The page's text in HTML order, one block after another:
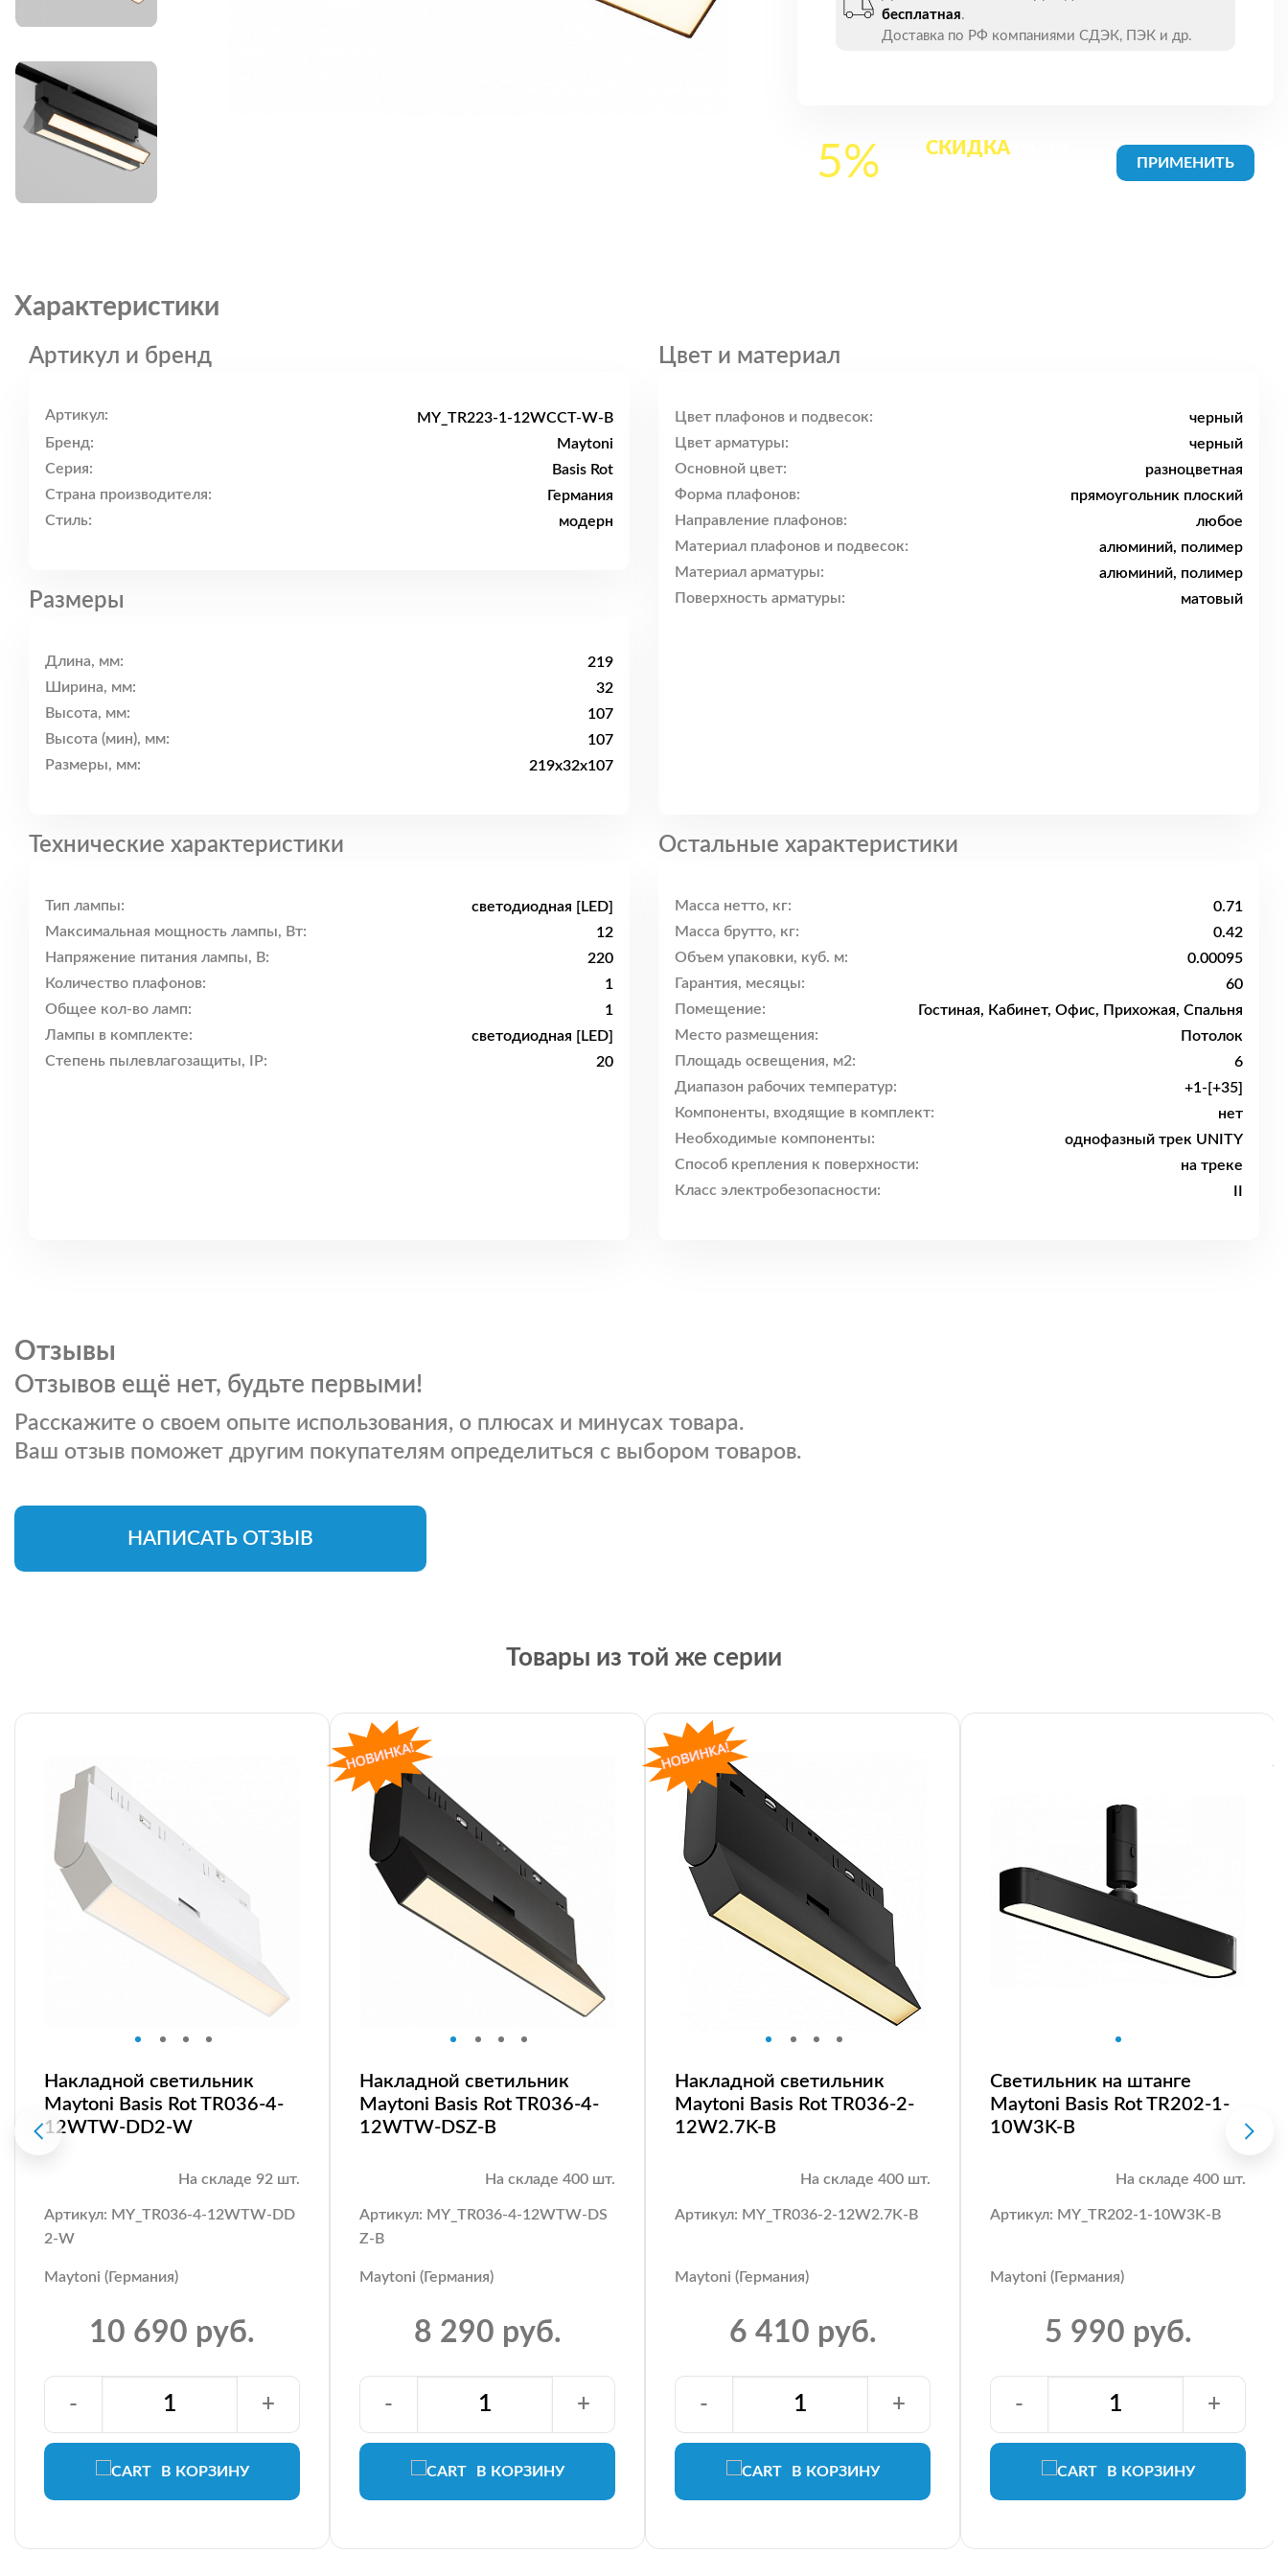
бесплатная.
Доставка по РФ компаниями СДЭК, ПЭК и др.
5% СКИДКА
Характеристики
Артикул и бренд
Артикул:
MY_TR223-1-12WCCT-W-B
Бренд:
Maytoni
Серия:
Basis Rot
Страна производителя:
Германия
Стиль:
модерн
Размеры
Длина, мм:
219
Ширина, мм:
32
Высота, мм:
107
Высота (мин), мм:
107
Размеры, мм:
219x32x107
Цвет и материал
Цвет плафонов и подвесок:
черный
Цвет арматуры:
черный
Основной цвет:
разноцветная
Форма плафонов:
прямоугольник плоский
Направление плафонов:
любое
Материал плафонов и подвесок:
алюминий, полимер
Материал арматуры:
алюминий, полимер
Поверхность арматуры:
матовый
Технические характеристики
Тип лампы:
светодиодная [LED]
Максимальная мощность лампы, Вт:
12
Напряжение питания лампы, В:
220
Количество плафонов:
1
Общее кол-во ламп:
1
Лампы в комплекте:
светодиодная [LED]
Степень пылевлагозащиты, IP:
20
Остальные характеристики
Масса нетто, кг:
0.71
Масса брутто, кг:
0.42
Объем упаковки, куб. м:
0.00095
Гарантия, месяцы:
60
Помещение:
Гостиная, Кабинет, Офис, Прихожая, Спальня
Место размещения:
Потолок
Площадь освещения, м2:
6
Диапазон рабочих температур:
+1-[+35]
Компоненты, входящие в комплект:
нет
Необходимые компоненты:
однофазный трек UNITY
Способ крепления к поверхности:
на треке
Класс электробезопасности:
II
Отзывы
Отзывов ещё нет, будьте первыми!
Расскажите о своем опыте использования, о плюсах и минусах товара.
Ваш отзыв поможет другим покупателям определиться с выбором товаров.
НАПИСАТЬ ОТЗЫВ
Товары из той же серии
Накладной светильник
Maytoni Basis Rot TR036-4-
12WTW-DD2-W
На складе 92 шт.
Артикул: MY_TR036-4-12WTW-DD
2-W
Maytoni (Германия)
10 690 руб.
В КОРЗИНУ
- +
Накладной светильник
Maytoni Basis Rot TR036-4-
12WTW-DSZ-B
На складе 400 шт.
Артикул: MY_TR036-4-12WTW-DS
Z-B
Maytoni (Германия)
8 290 руб.
В КОРЗИНУ
- +
Накладной светильник
Maytoni Basis Rot TR036-2-
12W2.7K-B
На складе 400 шт.
Артикул: MY_TR036-2-12W2.7K-B
Maytoni (Германия)
6 410 руб.
В КОРЗИНУ
- +
Светильник на штанге
Maytoni Basis Rot TR202-1-
10W3K-B
На складе 400 шт.
Артикул: MY_TR202-1-10W3K-B
Maytoni (Германия)
5 990 руб.
В КОРЗИНУ
- +